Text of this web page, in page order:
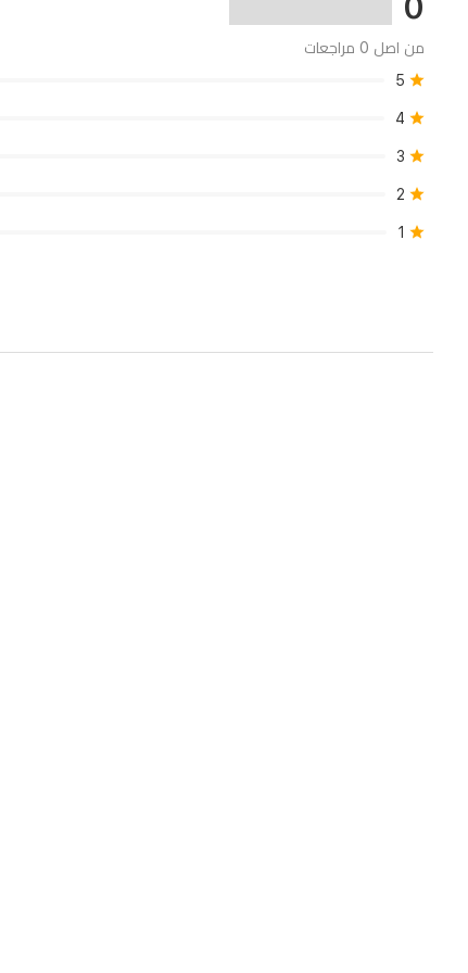
المحاربون
من اصل 0 مراجعات
5
4
3
2
1